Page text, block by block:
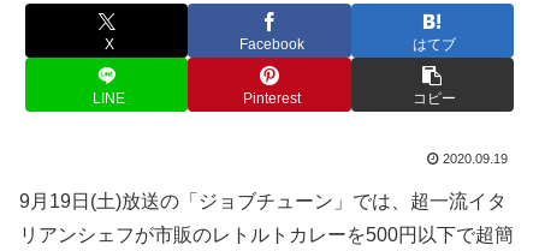
X Facebook はてブ
LINE Pinterest コピー
2020.09.19
9月19日(土)放送の「ジョブチューン」では、超一流イタ
リアンシェフが市販のレトルトカレーを500円以下で超簡